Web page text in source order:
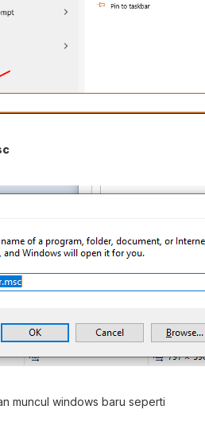
muncul windows baru seperti